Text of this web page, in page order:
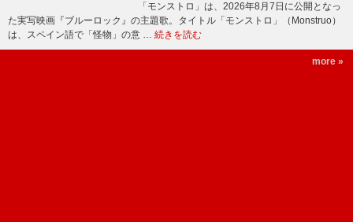
「モンストロ」は、2026年8月7日に公開となっ
た実写映画『ブルーロック』の主題歌。タイトル「モンストロ」（Monstruo）
は、スペイン語で「怪物」の意 … 続きを読む
more »